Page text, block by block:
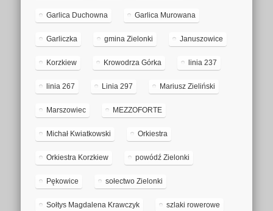
Garlica Duchowna Garlica Murowana
Garliczka gmina Zielonki Januszowice
Korzkiew Krowodrza Górka linia 237
linia 267 Linia 297 Mariusz Zieliński
Marszowiec MEZZOFORTE
Michał Kwiatkowski Orkiestra
Orkiestra Korzkiew powódź Zielonki
Pękowice sołectwo Zielonki
Sołtys Magdalena Krawczyk szlaki rowerowe